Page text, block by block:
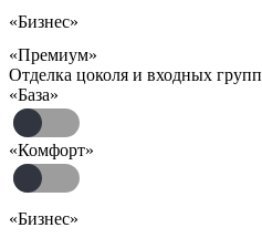
«Бизнес»
«Премиум»
Отделка цоколя и входных групп
«База»
«Комфорт»
«Бизнес»